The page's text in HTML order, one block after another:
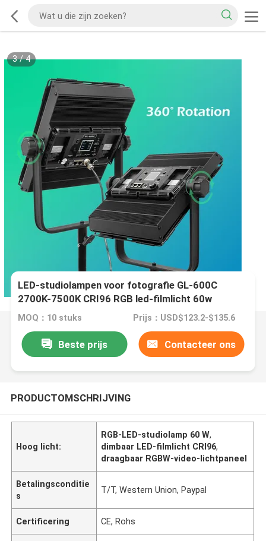
3/4
LED-studiolampen voor fotografie GL-600C
2700K-7500K CRI96 RGB led-filmlicht 60w
Dimmable LED rgbw led-paneel videolicht
MOQ：10 stuks Prijs：USD$123.2-$135.6
Beste prijs Contacteer ons
PRODUCTOMSCHRIJVING
Hoog licht:
RGB-LED-studiolamp 60 W,
dimbaar LED-filmlicht CRI96,
draagbaar RGBW-video-lichtpaneel
Betalingsconditie
s
T/T, Western Union, Paypal
Certificering CE, Rohs